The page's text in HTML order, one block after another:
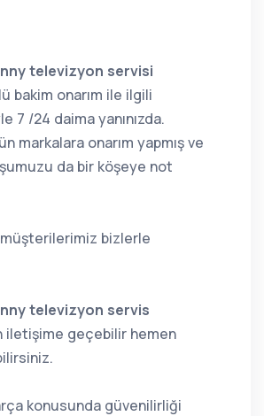
televizyon servisi
bakim onarım ile ilgili
7 /24 daima yanınızda.
markalara onarım yapmış ve
da bir köşeye not
bizlerle
televizyon servis
iletişime geçebilir hemen
konusunda güvenilirliği